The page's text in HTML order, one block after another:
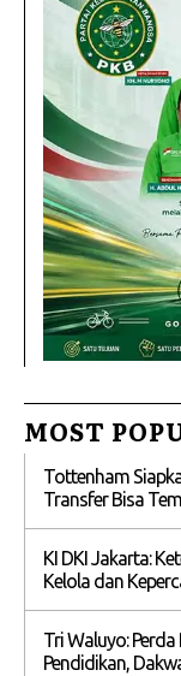
MOST
Tottenham
Transfer Bisa
KI DKI Jakarta:
Kelola dan
Tri Waluyo:
Pendidikan,